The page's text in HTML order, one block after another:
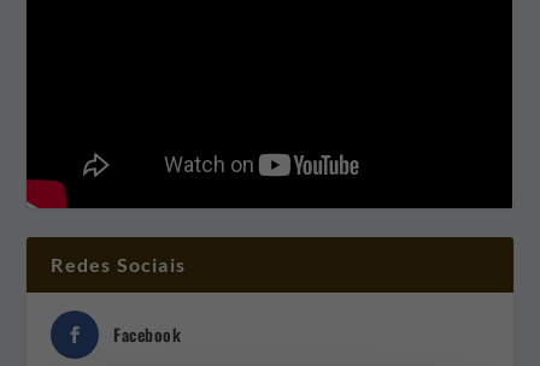
Redes Sociais
Facebook